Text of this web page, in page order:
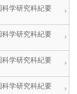
学研究科紀要
学研究科紀要
学研究科紀要
学研究科紀要